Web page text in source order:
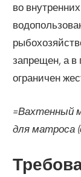
во
запрещен, а в
ограничен
=Вахтенный
для матроса